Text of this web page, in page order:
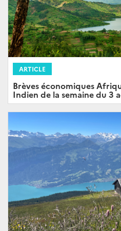
ARTICLE
Brèves économiques
Indien de la semaine du 3